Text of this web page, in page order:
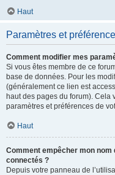
Haut
Paramètres et
Comment modifier mes
Si vous êtes membre de ce
base de données. Pour les
(généralement ce lien est
haut des pages du forum). Cela
paramètres et préférences de
Haut
Comment empêcher mon nom
connectés ?
Depuis votre panneau de